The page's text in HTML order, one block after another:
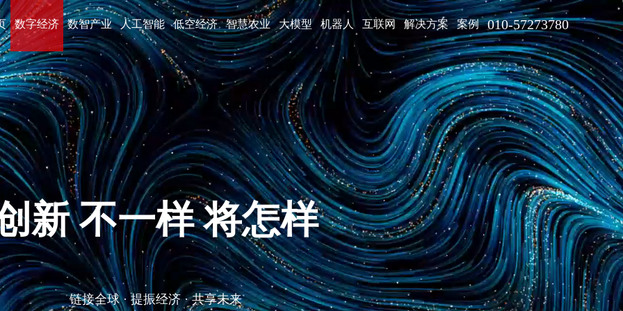
数字经济 数智产业 人工智能 低空经济 智慧农业 大模型 机器人 互联网 解决方案 案例 010-57273780
高端品牌网站建设
全球 · 全行业 · 大品牌 · 真原创